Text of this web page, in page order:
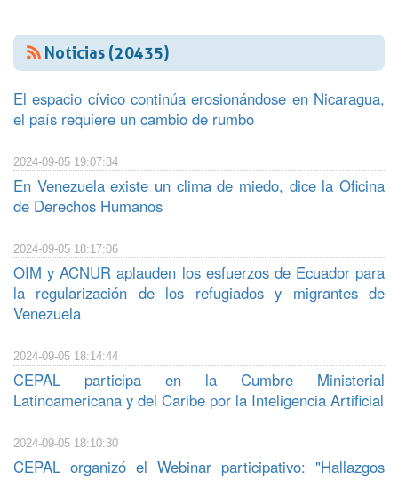
Noticias (20435)
El espacio cívico continúa erosionándose en Nicaragua,
el país requiere un cambio de rumbo
2024-09-05 19:07:34
En Venezuela existe un clima de miedo, dice la Oficina
de Derechos Humanos
2024-09-05 18:17:06
OIM y ACNUR aplauden los esfuerzos de Ecuador para
la regularización de los refugiados y migrantes de
Venezuela
2024-09-05 18:14:44
CEPAL participa en la Cumbre Ministerial
Latinoamericana y del Caribe por la Inteligencia Artificial
2024-09-05 18:10:30
CEPAL organizó el Webinar participativo: "Hallazgos